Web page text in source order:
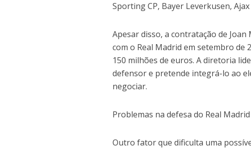
Sporting CP, Bayer Leverkusen, Ajax
Apesar disso, a contratação de
com o Real Madrid em setembro de
150 milhões de euros. A diretoria
defensor e pretende integrá-lo ao
negociar.
Problemas na defesa do Real
Outro fator que dificulta uma